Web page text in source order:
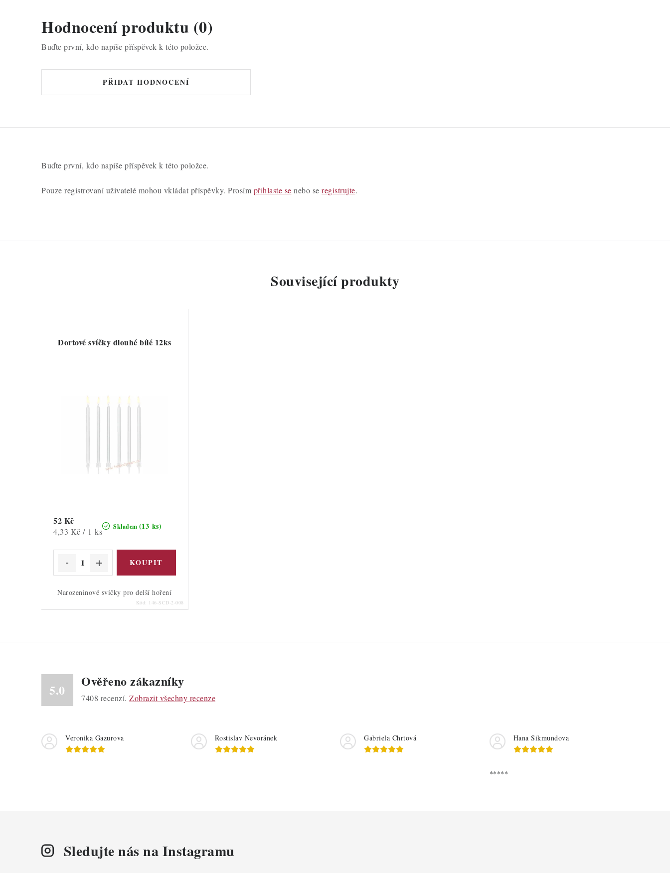
Hodnocení produktu (0)
Buďte první, kdo napíše příspěvek k této položce.
PŘIDAT HODNOCENÍ
Buďte první, kdo napíše příspěvek k této položce.
Pouze registrovaní uživatelé mohou vkládat příspěvky. Prosím přihlaste se nebo se registrujte.
Související produkty
Dortové svíčky dlouhé bílé 12ks
Skladem (13 ks)
52 Kč
Měrná
4,33 Kč / 1 ks
Narozeninové svíčky pro delší hoření
Kód: 146-SCD-2-008
5.0
Ověřeno zákazníky
7408 recenzí. Zobrazit všechny recenze
Veronika Gazurova Rostislav Nevoránek Gabriela Chrtová Hana Sikmundova
*****
Sledujte nás na Instagramu